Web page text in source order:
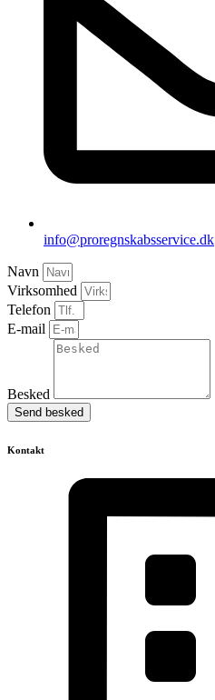
info@proregnskabsservice.dk
Navn
Virksomhed
Telefon
E-mail
Besked
Send besked
Kontakt